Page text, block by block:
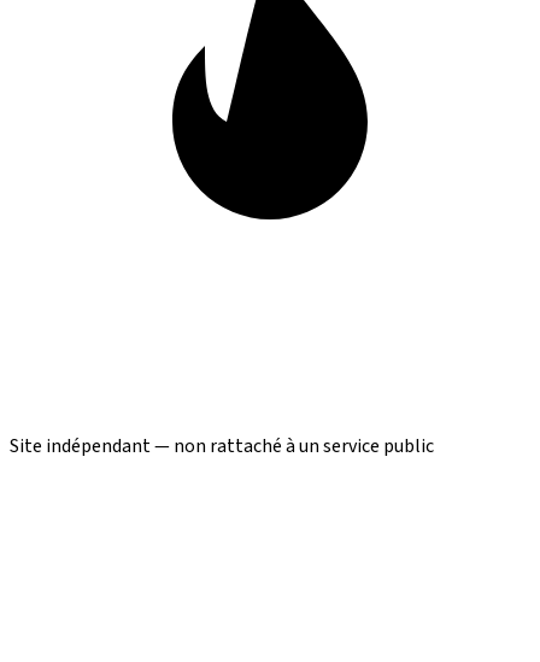
Site indépendant — non rattaché à un service public